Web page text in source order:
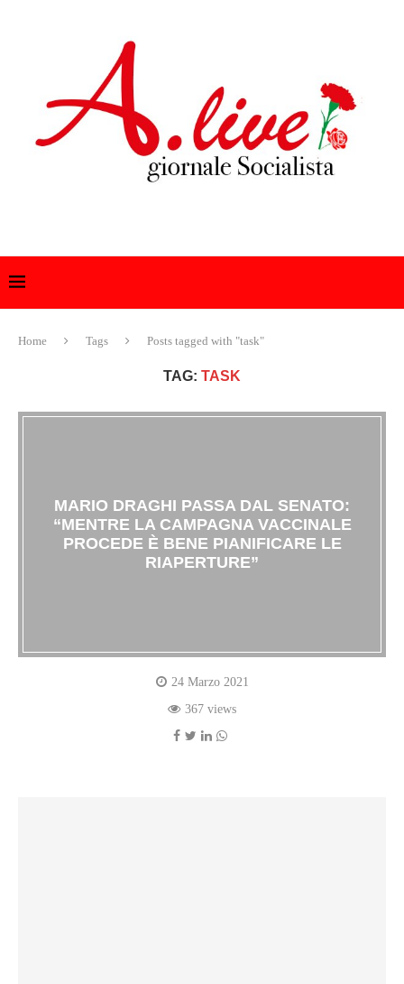
Home Tags Posts tagged with "task"
TAG: TASK
MARIO DRAGHI PASSA DAL SENATO:
“MENTRE LA CAMPAGNA VACCINALE
PROCEDE È BENE PIANIFICARE LE
RIAPERTURE”
24 Marzo 2021
367 views